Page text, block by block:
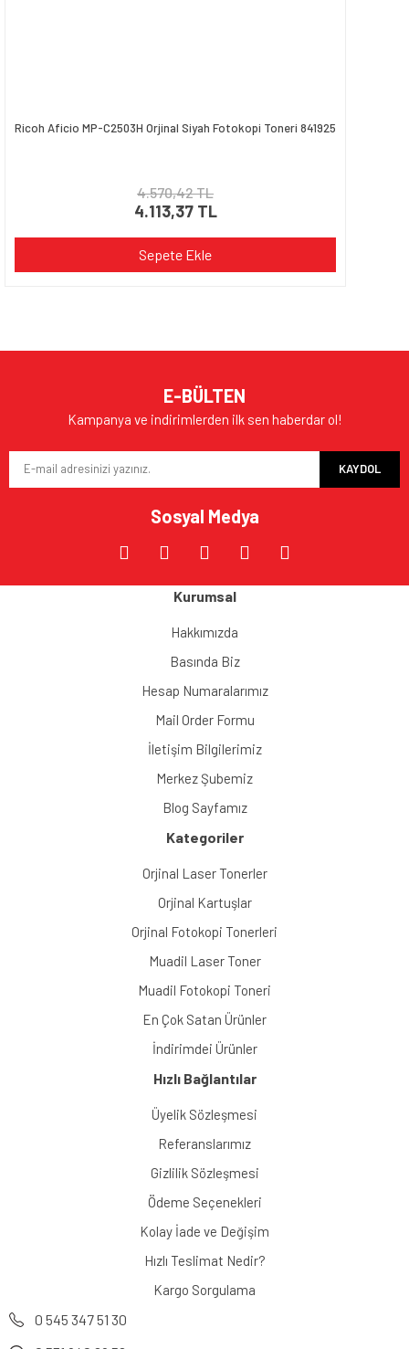
Ricoh Aficio MP-C2503H Orjinal Siyah Fotokopi Toneri 841925
4.570,42 TL
4.113,37 TL
Sepete Ekle
E-BÜLTEN
Kampanya ve indirimlerden ilk sen haberdar ol!
KAYDOL
Sosyal Medya
Kurumsal
Hakkımızda
Basında Biz
Hesap Numaralarımız
Mail Order Formu
İletişim Bilgilerimiz
Merkez Şubemiz
Blog Sayfamız
Kategoriler
Orjinal Laser Tonerler
Orjinal Kartuşlar
Orjinal Fotokopi Tonerleri
Muadil Laser Toner
Muadil Fotokopi Toneri
En Çok Satan Ürünler
İndirimdei Ürünler
Hızlı Bağlantılar
Üyelik Sözleşmesi
Referanslarımız
Gizlilik Sözleşmesi
Ödeme Seçenekleri
Kolay İade ve Değişim
Hızlı Teslimat Nedir?
Kargo Sorgulama
0 545 347 51 30